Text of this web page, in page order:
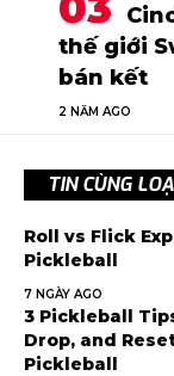
thế giới
bán kết
2 NĂM AGO
TIN CÙNG
Roll vs Flick
Pickleball
7 NGÀY AGO
3 Pickleball
Drop, and
Pickleball